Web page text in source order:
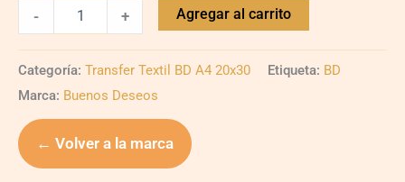
- + Agregar al carrito
Categoría: Transfer Textil BD A4 20x30 Etiqueta: BD
Marca: Buenos Deseos
← Volver a la marca